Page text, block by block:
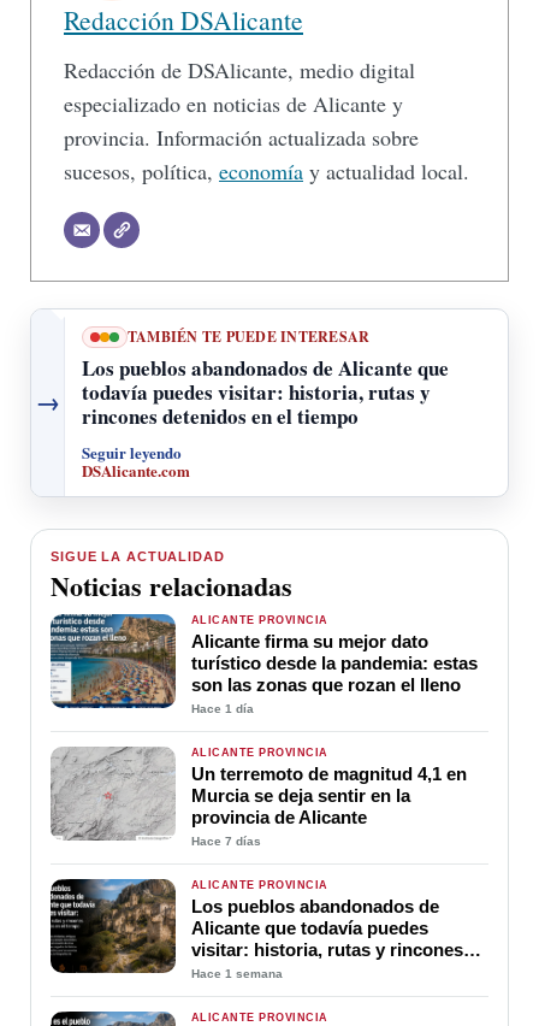
Redacción DSAlicante
Redacción de DSAlicante, medio digital
especializado en noticias de Alicante y
provincia. Información actualizada sobre
sucesos, política, economía y actualidad local.
→
TAMBIÉN TE PUEDE INTERESAR
Los pueblos abandonados de Alicante que
todavía puedes visitar: historia, rutas y
rincones detenidos en el tiempo
Seguir leyendo
DSAlicante.com
SIGUE LA ACTUALIDAD
Noticias relacionadas
ALICANTE PROVINCIA
Alicante firma su mejor dato
turístico desde la pandemia: estas
son las zonas que rozan el lleno
Hace 1 día
ALICANTE PROVINCIA
Un terremoto de magnitud 4,1 en
Murcia se deja sentir en la
provincia de Alicante
Hace 7 días
ALICANTE PROVINCIA
Los pueblos abandonados de
Alicante que todavía puedes
visitar: historia, rutas y rincones
detenidos en el tiempo
Hace 1 semana
ALICANTE PROVINCIA